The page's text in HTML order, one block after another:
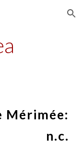
Skip to navigation
Mérimée:
n.c.